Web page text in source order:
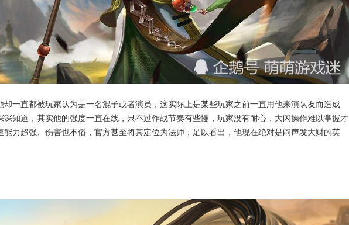
一直都被玩家认为是一名混子或者演员，这实际上是某些玩家之前一直用他来演队友而造成
深知道，其实他的强度一直在线，只不过作战节奏有些慢，玩家没有耐心，大闪操作难以掌握才
力超强、伤害也不俗，官方甚至将其定位为法师，足以看出，他现在绝对是闷声发大财的英